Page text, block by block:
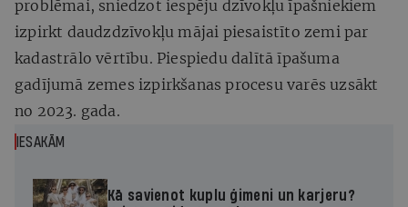
problēmai, sniedzot iespēju dzīvokļu īpašniekiem
izpirkt daudzdzīvokļu mājai piesaistīto zemi par
kadastrālo vērtību. Piespiedu dalītā īpašuma
gadījumā zemes izpirkšanas procesu varēs uzsākt
no 2023. gada.
IESAKĀM
Kā savienot kuplu ģimeni un karjeru?